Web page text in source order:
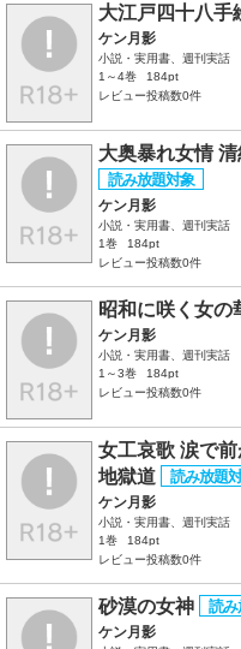
大江戸四十八手
ケン月影
小説・実用書、週刊実話
1～4巻
184pt
レビュー投稿数0件
大奥暴れ女情
ケン月影
小説・実用書、週刊実話
1巻
184pt
レビュー投稿数0件
昭和に咲く女の
ケン月影
小説・実用書、週刊実話
1～3巻
184pt
レビュー投稿数0件
女工哀歌 涙で
地獄道
ケン月影
小説・実用書、週刊実話
1巻
184pt
レビュー投稿数0件
砂漠の女神
ケン月影